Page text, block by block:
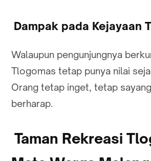
Dampak pada Kejayaan
Walaupun pengunjungnya
Tlogomas tetap punya nilai
Orang tetap inget, tetap
berharap.
Taman Rekreasi